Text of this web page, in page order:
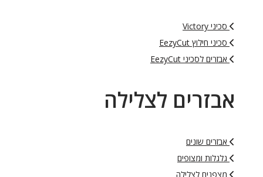
סכיני Victory
סכיני חילוץ EezyCut
אבזרים לסכיני EezyCut
אבזרים לצלילה
אבזרים שונים
גלגלות ומצופים
מצפנים לצלילה